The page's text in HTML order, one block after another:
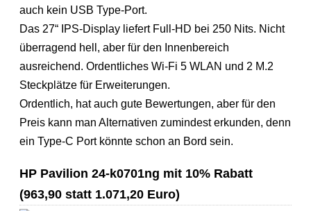
auch kein USB Type-Port.
Das 27“ IPS-Display liefert Full-HD bei 250 Nits. Nicht
überragend hell, aber für den Innenbereich
ausreichend. Ordentliches Wi-Fi 5 WLAN und 2 M.2
Steckplätze für Erweiterungen.
Ordentlich, hat auch gute Bewertungen, aber für den
Preis kann man Alternativen zumindest erkunden, denn
ein Type-C Port könnte schon an Bord sein.
HP Pavilion 24-k0701ng mit 10% Rabatt
(963,90 statt 1.071,20 Euro)